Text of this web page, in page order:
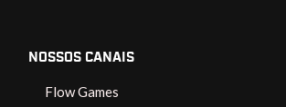
NOSSOS CANAIS
Flow Games